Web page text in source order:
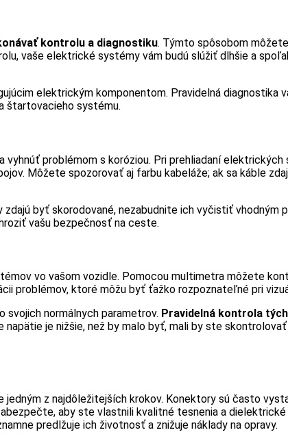
kontrolu a diagnostiku. Týmto spôsobom
vaše elektrické systémy vám budú slúžiť dlhšie a
elektrickým komponentom. Pravidelná diagnostika
štartovacieho systému.
problémom s koróziou. Pri prehliadaní
Môžete spozorovať aj farbu kabeláže; ak sa káble
byť skorodované, nezabudnite ich vyčistiť vhodným
vašu bezpečnosť na ceste.
vo vašom vozidle. Pomocou multimetra môžete
problémov, ktoré môžu byť ťažko rozpoznateľné pri
svojich normálnych parametrov. Pravidelná kontrola
je nižšie, než by malo byť, mali by ste
jedným z najdôležitejších krokov. Konektory sú často
aby ste vlastnili kvalitné tesnenia a
predlžuje ich životnosť a znižuje náklady na opravy.